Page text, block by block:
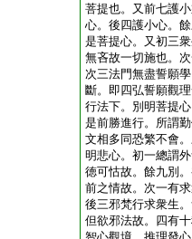
菩提也。又前七護
心。後四護小心。
是菩提心。又初三
無吝故一切施也。
次三法門無盡誓願
斷。即四弘誓願觀
行法下。別明菩提
是前勝進行。所謂
文相多同恐繁不會
明悲心。初一總謂
徳可怙故。餘九別
前之情故。次一有
後三邪梵行求衆生
但欲邪法故。四有